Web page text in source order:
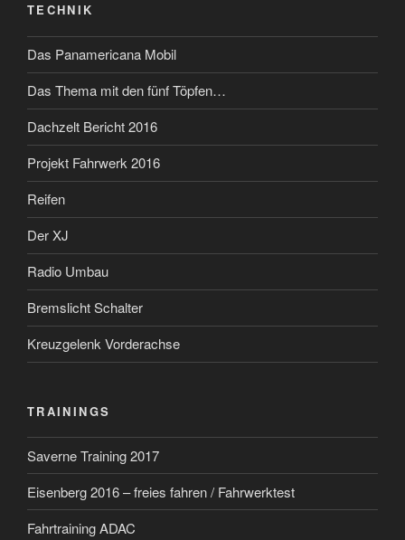
TECHNIK
Das Panamericana Mobil
Das Thema mit den fünf Töpfen…
Dachzelt Bericht 2016
Projekt Fahrwerk 2016
Reifen
Der XJ
Radio Umbau
Bremslicht Schalter
Kreuzgelenk Vorderachse
TRAININGS
Saverne Training 2017
Eisenberg 2016 – freies fahren / Fahrwerktest
Fahrtraining ADAC